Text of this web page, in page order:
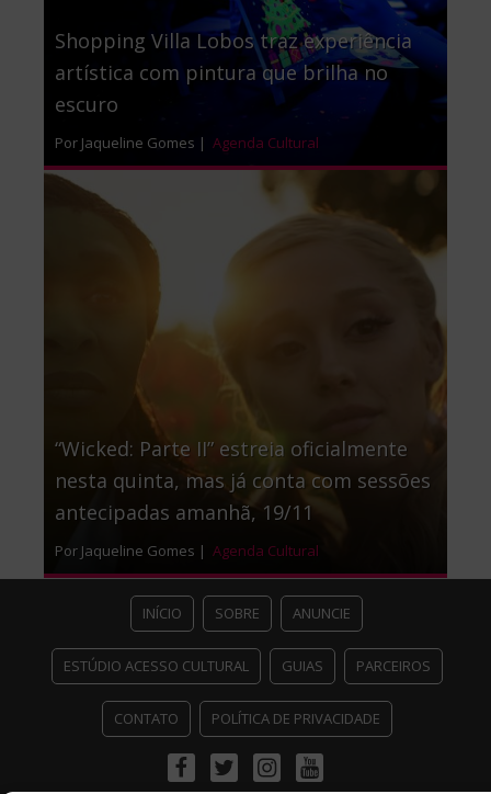
Shopping Villa Lobos traz experiência
artística com pintura que brilha no
escuro
Por Jaqueline Gomes | Agenda Cultural
“Wicked: Parte II” estreia oficialmente
nesta quinta, mas já conta com sessões
antecipadas amanhã, 19/11
Por Jaqueline Gomes | Agenda Cultural
INÍCIO SOBRE ANUNCIE
ESTÚDIO ACESSO CULTURAL GUIAS PARCEIROS
CONTATO POLÍTICA DE PRIVACIDADE
FacebookTwitterInstagramYoutube